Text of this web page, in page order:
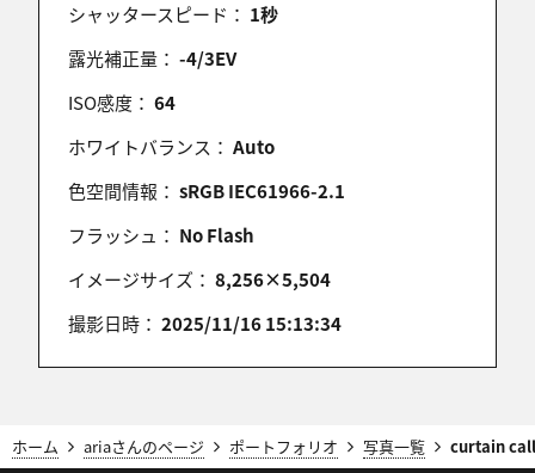
piino
長時間露光撮影での滝は美しいですね
ゆういちのっぽ
※定型文にて失礼します🙇
スケール感、魅力的流れ共に抜群、美しいですね！
シャッタースピード： 1秒
露光補正量： -4/3EV
ISO感度： 64
ホワイトバランス： Auto
色空間情報： sRGB IEC61966-2.1
フラッシュ： No Flash
イメージサイズ： 8,256×5,504
撮影日時： 2025/11/16 15:13:34
ホーム ariaさんのページ ポートフォリオ 写真一覧 curtain